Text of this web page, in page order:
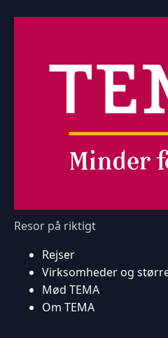
Resor på riktigt
Rejser
Virksomheder og
Mød TEMA
Om TEMA